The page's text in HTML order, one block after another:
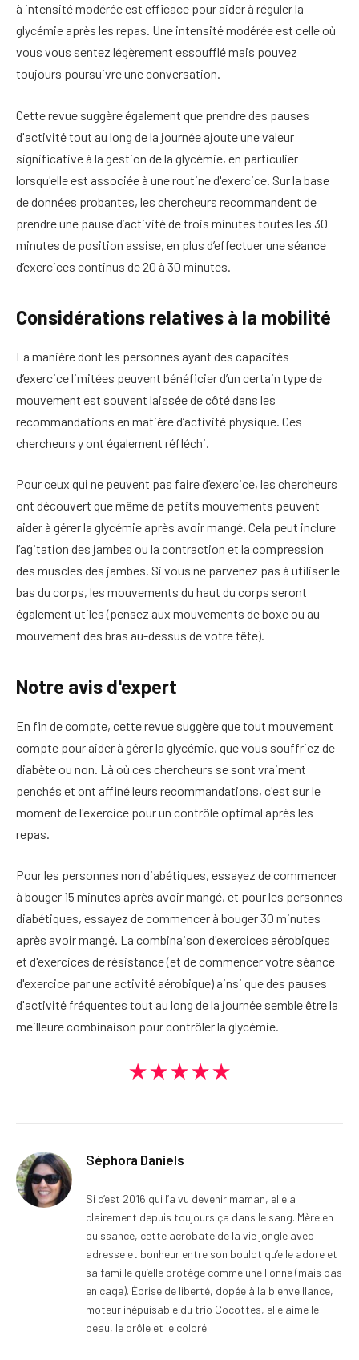
à intensité modérée est efficace pour aider à réguler la
glycémie après les repas. Une intensité modérée est celle où
vous vous sentez légèrement essoufflé mais pouvez
toujours poursuivre une conversation.
Cette revue suggère également que prendre des pauses
d'activité tout au long de la journée ajoute une valeur
significative à la gestion de la glycémie, en particulier
lorsqu'elle est associée à une routine d'exercice. Sur la base
de données probantes, les chercheurs recommandent de
prendre une pause d’activité de trois minutes toutes les 30
minutes de position assise, en plus d’effectuer une séance
d’exercices continus de 20 à 30 minutes.
Considérations relatives à la mobilité
La manière dont les personnes ayant des capacités
d’exercice limitées peuvent bénéficier d’un certain type de
mouvement est souvent laissée de côté dans les
recommandations en matière d’activité physique. Ces
chercheurs y ont également réfléchi.
Pour ceux qui ne peuvent pas faire d’exercice, les chercheurs
ont découvert que même de petits mouvements peuvent
aider à gérer la glycémie après avoir mangé. Cela peut inclure
l’agitation des jambes ou la contraction et la compression
des muscles des jambes. Si vous ne parvenez pas à utiliser le
bas du corps, les mouvements du haut du corps seront
également utiles (pensez aux mouvements de boxe ou au
mouvement des bras au-dessus de votre tête).
Notre avis d'expert
En fin de compte, cette revue suggère que tout mouvement
compte pour aider à gérer la glycémie, que vous souffriez de
diabète ou non. Là où ces chercheurs se sont vraiment
penchés et ont affiné leurs recommandations, c'est sur le
moment de l'exercice pour un contrôle optimal après les
repas.
Pour les personnes non diabétiques, essayez de commencer
à bouger 15 minutes après avoir mangé, et pour les personnes
diabétiques, essayez de commencer à bouger 30 minutes
après avoir mangé. La combinaison d'exercices aérobiques
et d'exercices de résistance (et de commencer votre séance
d'exercice par une activité aérobique) ainsi que des pauses
d'activité fréquentes tout au long de la journée semble être la
meilleure combinaison pour contrôler la glycémie.
★★★★★
Séphora Daniels
Si c’est 2016 qui l’a vu devenir maman, elle a
clairement depuis toujours ça dans le sang. Mère en
puissance, cette acrobate de la vie jongle avec
adresse et bonheur entre son boulot qu’elle adore et
sa famille qu’elle protège comme une lionne (mais pas
en cage). Éprise de liberté, dopée à la bienveillance,
moteur inépuisable du trio Cocottes, elle aime le
beau, le drôle et le coloré.